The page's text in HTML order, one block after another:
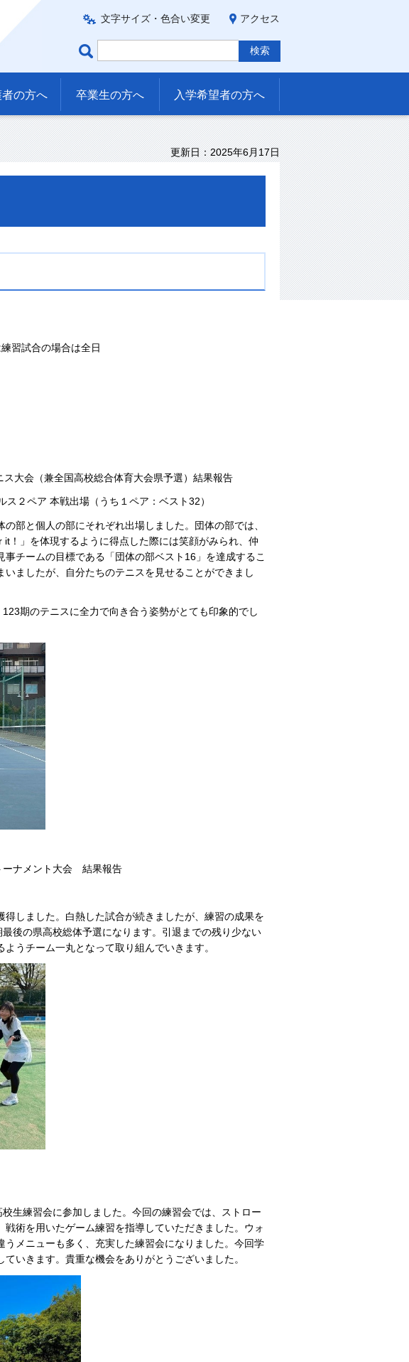
文字サイズ・色合い変更 アクセス
の方へ 卒業生の方へ 入学希望者の方へ
更新日：2025年6月17日
習試合の場合は全日
大会（兼全国高校総合体育大会県予選）結果報告
ペア 本戦出場（うち１ペア：ベスト32）
部と個人の部にそれぞれ出場しました。団体の部では、
！」を体現するように得点した際には笑顔がみられ、仲
チームの目標である「団体の部ベスト16」を達成するこ
ましたが、自分たちのテニスを見せることができまし
期のテニスに全力で向き合う姿勢がとても印象的でし
ーナメント大会 結果報告
しました。白熱した試合が続きましたが、練習の成果を
後の県高校総体予選になります。引退までの残り少ない
うチーム一丸となって取り組んでいきます。
生練習会に参加しました。今回の練習会では、ストロー
術を用いたゲーム練習を指導していただきました。ウォ
メニューも多く、充実した練習会になりました。今回学
いきます。貴重な機会をありがとうございました。